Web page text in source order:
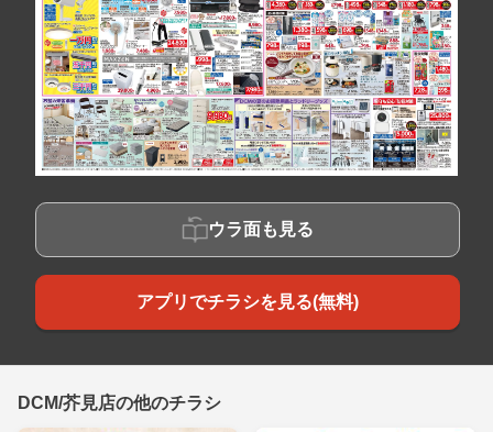
ウラ面も見る
アプリでチラシを見る(無料)
DCM/芥見店の他のチラシ